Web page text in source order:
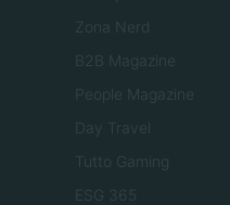
Zona Nerd
B2B Magazine
People Magazine
Day Travel
Tutto Gaming
ESG 365